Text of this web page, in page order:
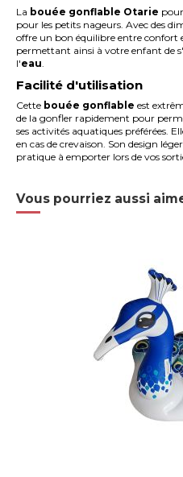
La bouée gonflable Otarie
pour les petits nageurs. Avec des
offre un bon équilibre entre confort
permettant ainsi à votre enfant de
l'eau
Facilité d'utilisation
Cette bouée gonflableest
de la gonfler rapidement pour
ses activités aquatiques préférées.
en cas de crevaison. Son design
pratique à emporter lors de vos
Vous pourriez aussi